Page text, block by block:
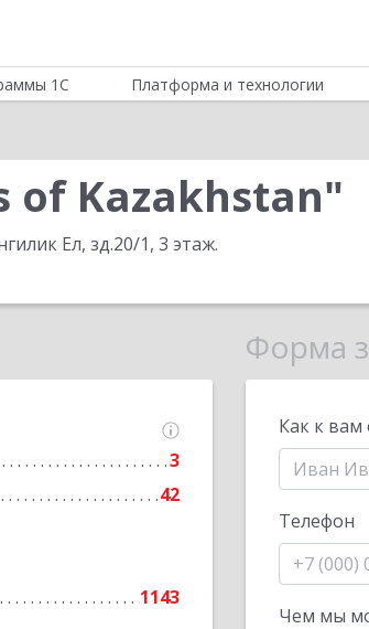
1С Платформа и технологии
of Kazakhstan"
Ел, зд.20/1, 3 этаж.
3
42
1143
Форма
Как к вам
Телефон
Чем мы